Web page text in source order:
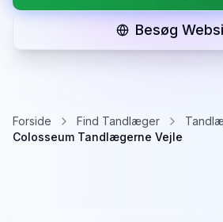
Besøg
Forside Find Tandlæger
Colosseum Tandlægerne Vejle